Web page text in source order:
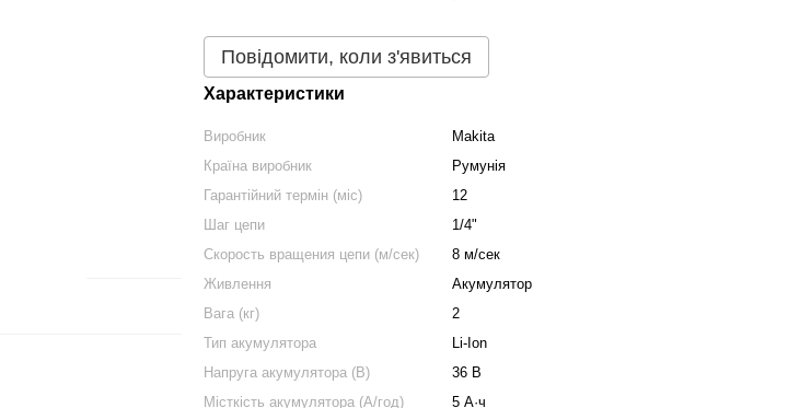
Повідомити, коли з'явиться
Характеристики
Виробник
Makita
Країна виробник
Румунія
Гарантійний термін (міс)
12
Шаг цепи
1/4"
Скорость вращения цепи (м/сек)
8 м/сек
Живлення
Акумулятор
Вага (кг)
2
Тип акумулятора
Li-Ion
Напруга акумулятора (В)
36 В
Місткість акумулятора (А/год)
5 А·ч